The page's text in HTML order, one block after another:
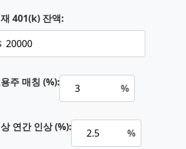
401(k) 잔액:
주 매칭 (%): %
연간 인상 (%): %